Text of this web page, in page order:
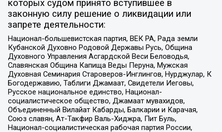
которых судом принято вступившее в
законную силу решение о ликвидации или
запрете деятельности:
Национал-большевистская партия, ВЕК РА, Рада земли
Кубанской Духовно Родовой Державы Русь, Община
Духовного Управления Асгардской Веси Беловодья,
Славянская Община Капища Веды Перуна, Мужская
Духовная Семинария Староверов-Инглингов, Нурджулар, К
Богодержавию, Таблиги Джамаат, Свидетели Иеговы,
Русское национальное единство, Национал-
социалистическое общество, Джамаат мувахидов,
Объединенный Вилайат Кабарды, Балкарии и Карачая,
Союз славян, Ат-Такфир Валь-Хиджра, Пит Буль,
Национал-социалистическая рабочая партия России,